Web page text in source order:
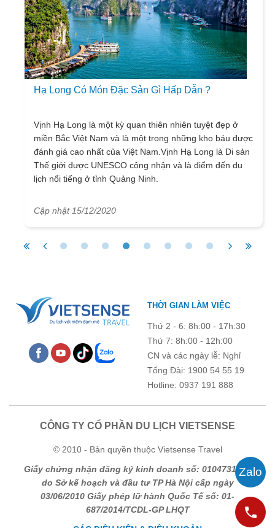
Hạ Long Có Món Đặc Sản Gì Hấp Dẫn ?
Vịnh Hạ Long là một kỳ quan thiên nhiên tuyệt đẹp ở
miền Bắc Việt Nam và là một trong những kho báu được
đánh giá cao nhất của Việt Nam.Vịnh Hạ Long là Di sản
Thế giới được UNESCO công nhận và là điểm đến du
lịch nổi tiếng ở tỉnh Quảng Ninh.
Cập nhật 15/12/2020
THỜI GIAN LÀM VIỆC
Thứ 2 - 6: 8h:00 - 17h:30
Thứ 7: 8h:00 - 12h:00
CN và các ngày lễ: Nghỉ
Tổng Đài: 1900 54 55 19
Hotline: 0937 191 888
CÔNG TY CỔ PHẦN DU LỊCH VIETSENSE
© 2010 - Bản quyền thuộc Vietsense Travel
Giấy chứng nhận đăng ký kinh doanh số: 0104731205
do Sở kế hoạch và đầu tư TP Hà Nội cấp ngày
03/06/2010 Giấy phép lữ hành Quốc Tế số: 01-
687/2014/TCDL-GP LHQT